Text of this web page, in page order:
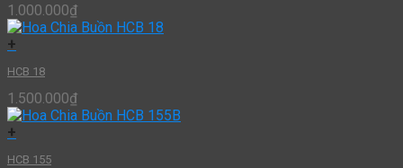
1.000.000₫
+
HCB 18
1.500.000₫
+
HCB 155